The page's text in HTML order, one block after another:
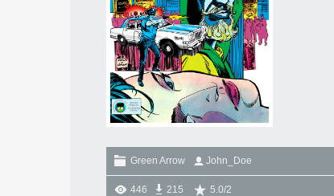
Green Arrow John_Doe
446 215 5.0/2